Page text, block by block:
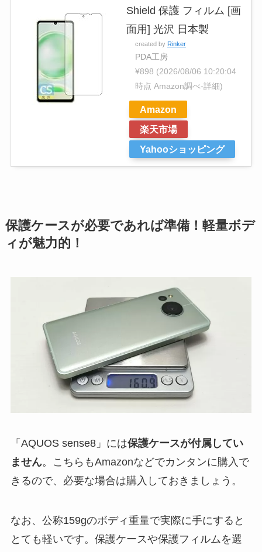
Shield 保護 フィルム [画
面用] 光沢 日本製
created by Rinker
PDA工房
¥898 (2026/08/06 10:20:04
時点 Amazon調べ-詳細)
Amazon
楽天市場
Yahooショッピング
保護ケースが必要であれば準備！軽量ボデ
ィが魅力的！
「AQUOS sense8」には保護ケースが付属してい
ません。こちらもAmazonなどでカンタンに購入で
きるので、必要な場合は購入しておきましょう。
なお、公称159gのボディ重量で実際に手にすると
とても軽いです。保護ケースや保護フィルムを選